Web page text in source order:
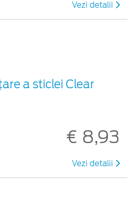
Vezi detalii
a sticlei Clear
€ 8,93
Vezi detalii